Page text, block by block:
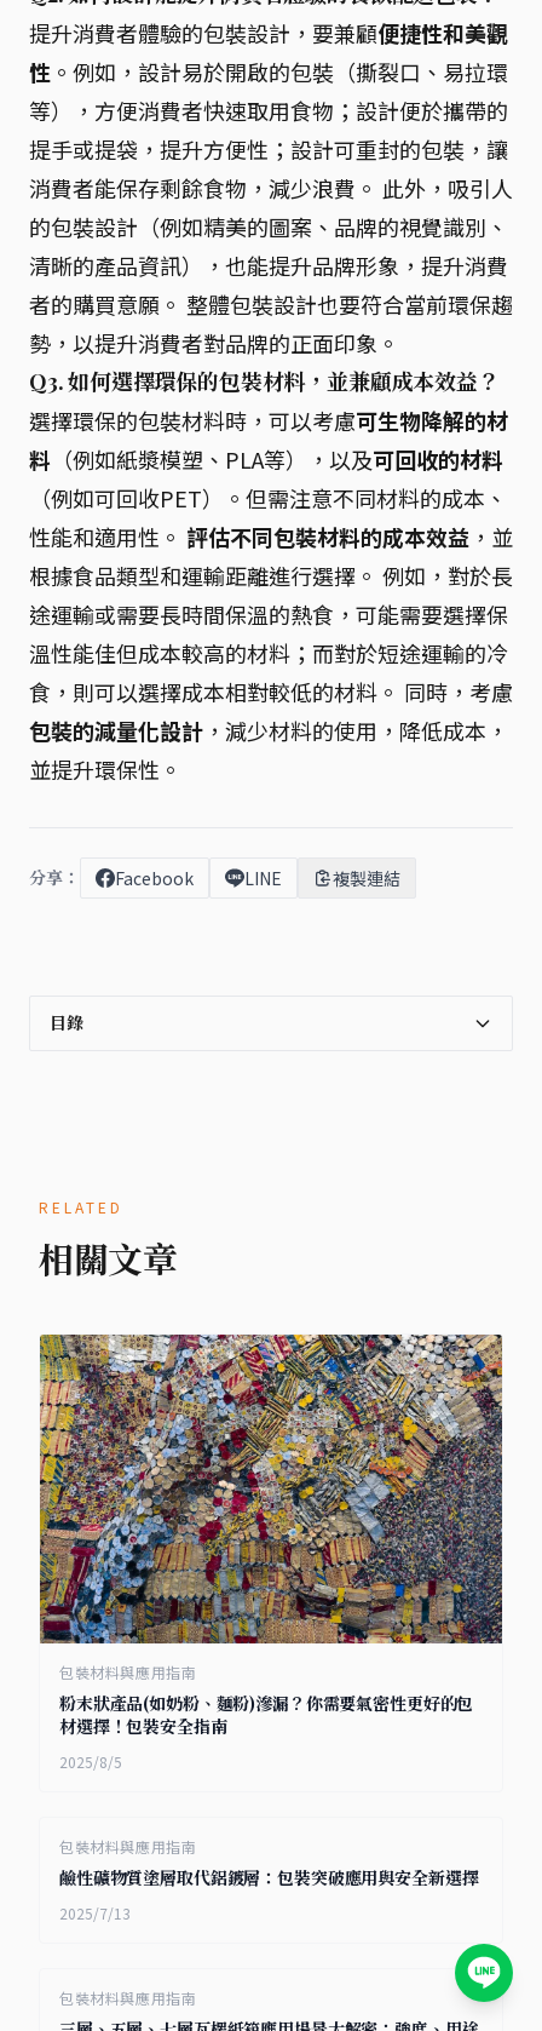
提升消費者體驗的包裝設計，要兼顧便捷性和美觀
性 。例如，設計易於開啟的包裝（撕裂口、易拉環
等），方便消費者快速取用食物；設計便於攜帶的
提手或提袋，提升方便性；設計可重封的包裝，讓
消費者能保存剩餘食物，減少浪費。 此外，吸引人
的包裝設計（例如精美的圖案、品牌的視覺識別、
清晰的產品資訊），也能提升品牌形象，提升消費
者的購買意願。 整體包裝設計也要符合當前環保趨
勢，以提升消費者對品牌的正面印象。
Q3. 如何選擇環保的包裝材料，並兼顧成本效益？
選擇環保的包裝材料時，可以考慮可生物降解的材
料 （例如紙漿模塑、PLA等），以及可回收的材料
（例如可回收PET）。但需注意不同材料的成本、
性能和適用性。 評估不同包裝材料的成本效益 ，並
根據食品類型和運輸距離進行選擇。 例如，對於長
途運輸或需要長時間保溫的熱食，可能需要選擇保
溫性能佳但成本較高的材料；而對於短途運輸的冷
食，則可以選擇成本相對較低的材料。 同時，考慮
包裝的減量化設計 ，減少材料的使用，降低成本，
並提升環保性。
分享： Facebook LINE 複製連結
目錄
RELATED
相關文章
包裝材料與應用指南
粉末狀產品(如奶粉、麵粉)滲漏？你需要氣密性更好的包
材選擇！包裝安全指南
2025/8/5
包裝材料與應用指南
鹼性礦物質塗層取代鋁鍍層：包裝突破應用與安全新選擇
2025/7/13
包裝材料與應用指南